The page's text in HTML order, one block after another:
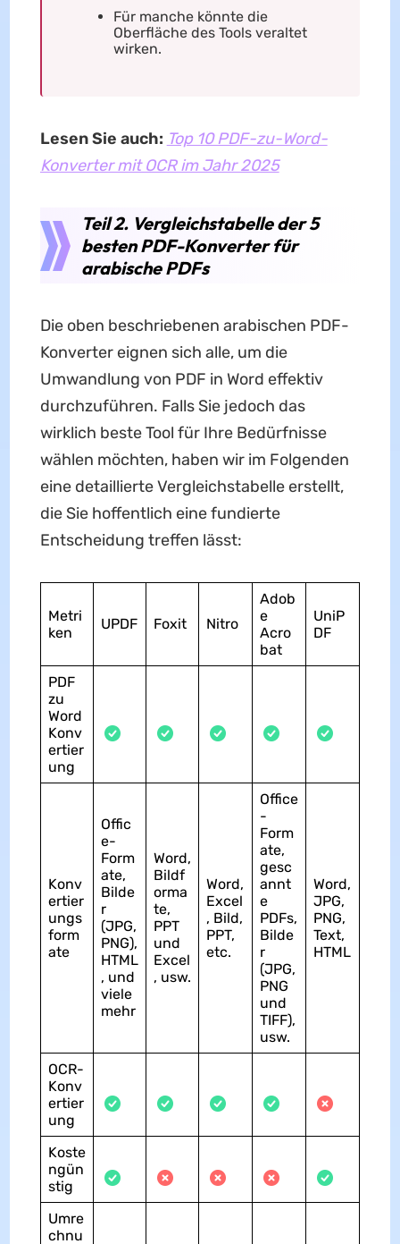
Für manche könnte die
Oberfläche des Tools veraltet
wirken.
Lesen Sie auch: Top 10 PDF-zu-Word-
Konverter mit OCR im Jahr 2025
Teil 2. Vergleichstabelle der 5
besten PDF-Konverter für
arabische PDFs
Die oben beschriebenen arabischen PDF-
Konverter eignen sich alle, um die
Umwandlung von PDF in Word effektiv
durchzuführen. Falls Sie jedoch das
wirklich beste Tool für Ihre Bedürfnisse
wählen möchten, haben wir im Folgenden
eine detaillierte Vergleichstabelle erstellt,
die Sie hoffentlich eine fundierte
Entscheidung treffen lässt:
Metri
ken
UPDF Foxit Nitro
Adob
e
Acro
bat
UniP
DF
PDF
zu
Word
Konv
ertier
ung
Konv
ertier
ungs
form
ate
Offic
e-
Form
ate,
Bilde
r
(JPG,
PNG),
HTML
, und
viele
mehr
Word,
Bildf
orma
te,
PPT
und
Excel
, usw.
Word,
Excel
, Bild,
PPT,
etc.
Office
-
Form
ate,
gesc
annt
e
PDFs,
Bilde
r
(JPG,
PNG
und
TIFF),
usw.
Word,
JPG,
PNG,
Text,
HTML
OCR-
Konv
ertier
ung
Koste
ngün
stig
Umre
chnu